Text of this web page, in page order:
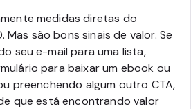
medidas diretas do
Mas são bons sinais de valor. Se
seu e-mail para uma lista,
para baixar um ebook ou
preenchendo algum outro CTA,
que está encontrando valor